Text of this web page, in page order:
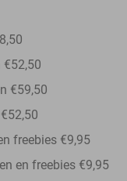
€52,50
€59,50
freebies €9,95
en freebies €9,95